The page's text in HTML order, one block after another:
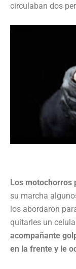
circulaban dos
Los motochorros
su marcha
los abordaron
quitarles un
acompañante
en la frente y le